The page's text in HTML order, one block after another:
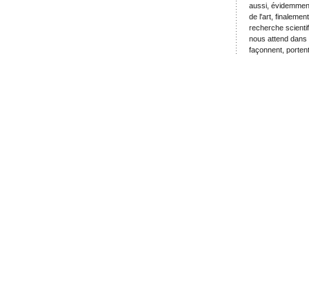
aussi,
de l'art,
recherche
nous attend
façonnent,